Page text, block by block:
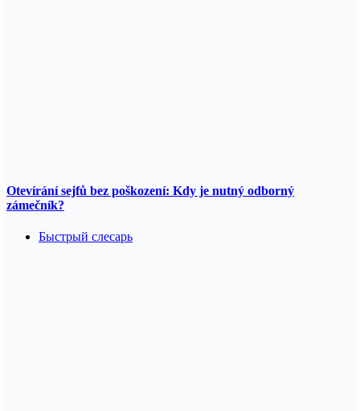
Otevírání sejfů bez poškození: Kdy je nutný odborný
zámečník?
Быстрый слесарь